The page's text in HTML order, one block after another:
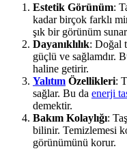
Estetik Görünüm:
kadar birçok farklı
şık bir görünüm
Dayanıklılık: Doğal
güçlü ve sağlamdır.
haline getirir.
Yalıtım Özellikleri:
sağlar. Bu da enerji
demektir.
Bakım Kolaylığı:
bilinir. Temizlemesi
görünümünü korur.